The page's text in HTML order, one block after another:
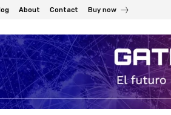
About Contact Buy now